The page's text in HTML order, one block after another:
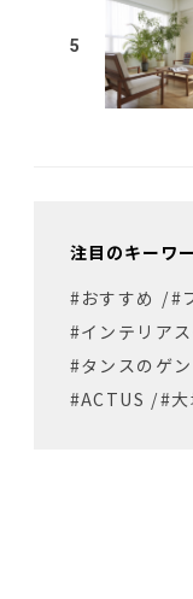
5
注目のキーワ
#おすすめ /#
#インテリア
#タンスのゲン
#ACTUS /#